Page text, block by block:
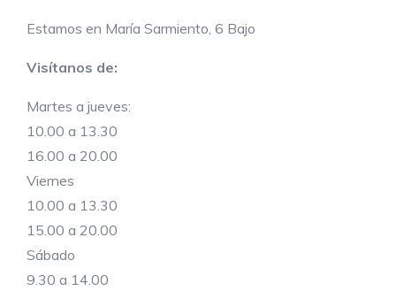
Estamos en María Sarmiento, 6 Bajo
Visítanos de:
Martes a jueves:
10.00 a 13.30
16.00 a 20.00
Viernes
10.00 a 13.30
15.00 a 20.00
Sábado
9.30 a 14.00